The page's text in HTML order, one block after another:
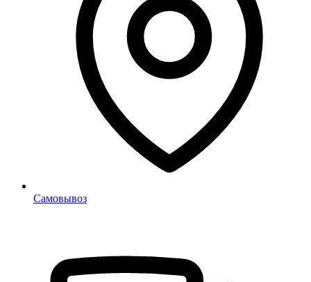
Самовывоз